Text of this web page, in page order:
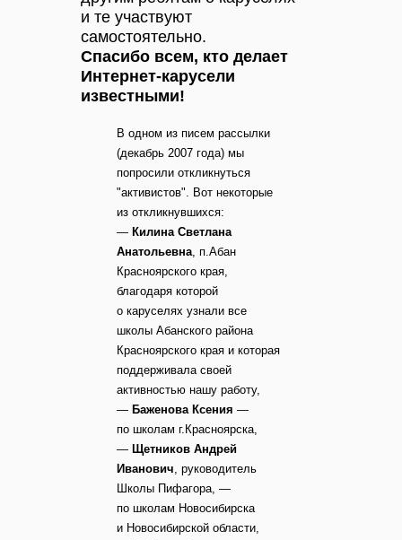
и те участвуют
самостоятельно.
Спасибо всем, кто делает
Интернет-карусели
известными!
В одном из писем рассылки
(декабрь 2007 года) мы
попросили откликнуться
"активистов". Вот некоторые
из откликнувшихся:
— Килина Светлана
Анатольевна, п.Абан
Красноярского края,
благодаря которой
о каруселях узнали все
школы Абанского района
Красноярского края и которая
поддерживала своей
активностью нашу работу,
— Баженова Ксения —
по школам г.Красноярска,
— Щетников Андрей
Иванович, руководитель
Школы Пифагора, —
по школам Новосибирска
и Новосибирской области,